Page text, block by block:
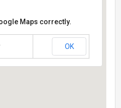
Maps correctly.
OK